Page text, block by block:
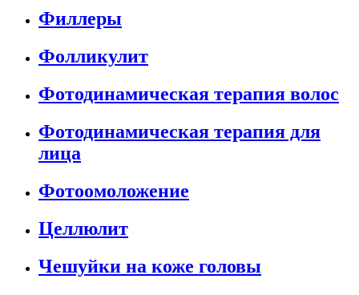
Филлеры
Фолликулит
Фотодинамическая терапия волос
Фотодинамическая терапия для
лица
Фотоомоложение
Целлюлит
Чешуйки на коже головы